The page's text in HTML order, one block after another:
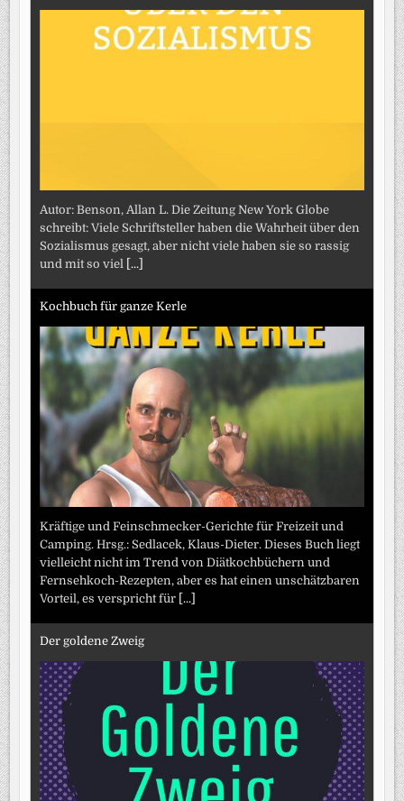
Autor: Benson, Allan L. Die Zeitung New York Globe
schreibt: Viele Schriftsteller haben die Wahrheit über den
Sozialismus gesagt, aber nicht viele haben sie so rassig
und mit so viel [...]
Kochbuch für ganze Kerle
Kräftige und Feinschmecker-Gerichte für Freizeit und
Camping. Hrsg.: Sedlacek, Klaus-Dieter. Dieses Buch liegt
vielleicht nicht im Trend von Diätkochbüchern und
Fernsehkoch-Rezepten, aber es hat einen unschätzbaren
Vorteil, es verspricht für [...]
Der goldene Zweig